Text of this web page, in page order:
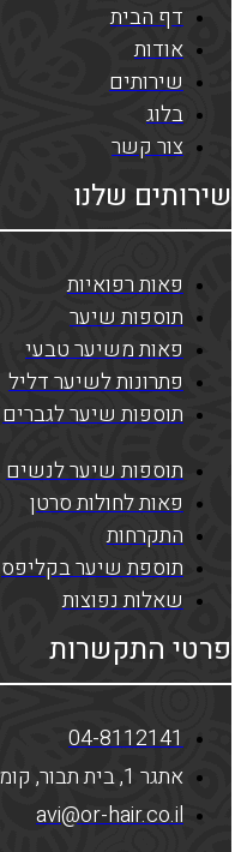
דף הבית
אודות
שירותים
בלוג
צור קשר
שירותים שלנו
פאות רפואיות
תוספות שיער
פאות משיער טבעי
פתרונות לשיער דליל
תוספות שיער לגברים
תוספות שיער לנשים
פאות לחולות סרטן
התקרחות
תוספת שיער בקליפס
שאלות נפוצות
פרטי התקשרות
04-8112141
אתגר 1, בית תבור, קומה 2 טירת כרמל
avi@or-hair.co.il